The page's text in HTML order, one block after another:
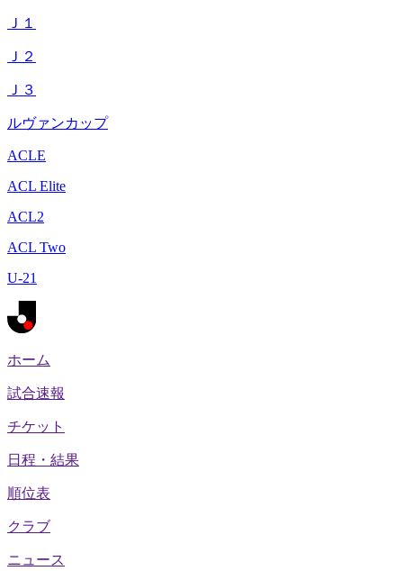
Ｊ１
Ｊ２
Ｊ３
ルヴァンカップ
ACLE
ACL Elite
ACL2
ACL Two
U-21
ホーム
試合速報
チケット
日程・結果
順位表
クラブ
ニュース